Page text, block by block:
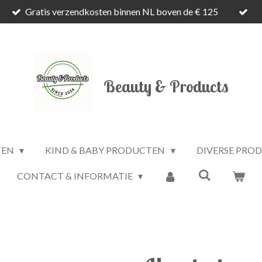
Gratis verzendkosten binnen NL boven de € 125
Beauty & Products
KIND & BABY PRODUCTEN DIVERSE
CONTACT & INFORMATIE